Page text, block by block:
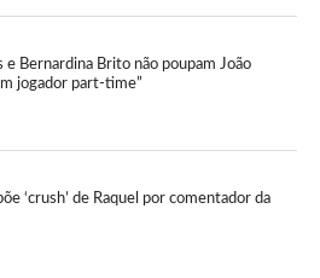
e Bernardina Brito não poupam João
jogador part-time”
‘crush’ de Raquel por comentador da